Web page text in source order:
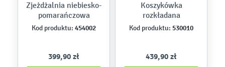
Zjeżdżalnia niebiesko-
pomarańczowa
Kod produktu: 454002
399,90 zł
Koszykówka
rozkładana
Kod produktu: 530010
439,90 zł